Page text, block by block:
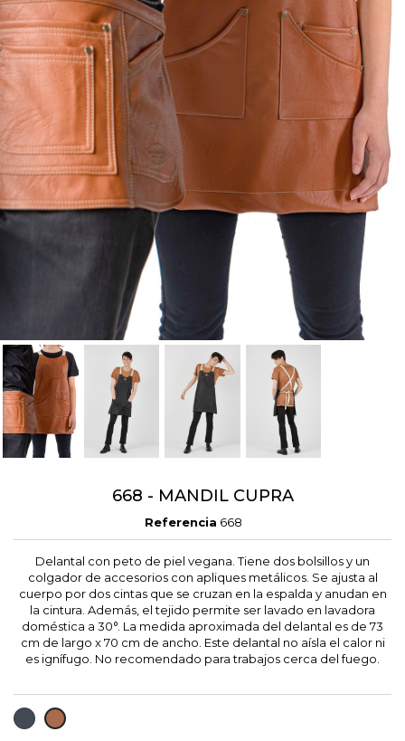
668 - MANDIL CUPRA
Referencia 668
Delantal con peto de piel vegana. Tiene dos bolsillos y un
colgador de accesorios con apliques metálicos. Se ajusta al
cuerpo por dos cintas que se cruzan en la espalda y anudan en
la cintura. Además, el tejido permite ser lavado en lavadora
doméstica a 30°. La medida aproximada del delantal es de 73
cm de largo x 70 cm de ancho. Este delantal no aísla el calor ni
es ignífugo. No recomendado para trabajos cerca del fuego.
NEGROMARRON
CLARO
Cancelar Crear lista de Favoritos
lista de deseos.
Cancelar Iniciar sesión